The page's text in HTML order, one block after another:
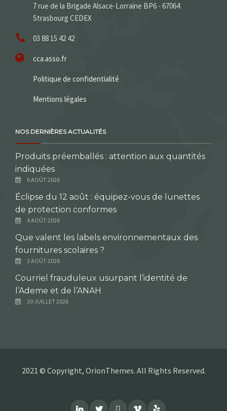
7 rue de la Brigade Alsace-Lorraine BP6 - 67064
Strasbourg CEDEX
03 88 15 42 42
cca.asso.fr
Politique de confidentialité
Mentions légales
NOS DERNIÈRES ACTUALITÉS
Produits préemballés : attention aux quantités
indiquées
6 AOÛT 2026
Éclipse du 12 août : équipez-vous de lunettes
de protection conformes
4 AOÛT 2026
Que valent les labels environnementaux des
fournitures scolaires ?
3 AOÛT 2026
Courriel frauduleux usurpant l’identité de
l’Ademe et de l’ANAH
30 JUILLET 2026
2021 © Copyright, OrionThemes. All Rights Reserved.